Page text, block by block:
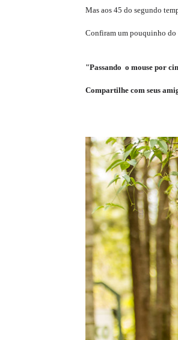
Mas aos 45 do segundo
Confiram um pouquinho do
"Passando o mouse por
Compartilhe com seus